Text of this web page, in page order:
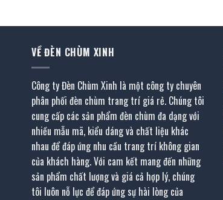
VỀ ĐÈN CHÙM XINH
Công ty Đèn Chùm Xinh là một công ty chuyên
phân phối đèn chùm trang trí giá rẻ. Chúng tôi
cung cấp các sản phẩm đèn chùm đa dạng với
nhiều mẫu mã, kiểu dáng và chất liệu khác
nhau để đáp ứng nhu cầu trang trí không gian
của khách hàng. Với cam kết mang đến những
sản phẩm chất lượng và giá cả hợp lý, chúng
tôi luôn nỗ lực để đáp ứng sự hài lòng của